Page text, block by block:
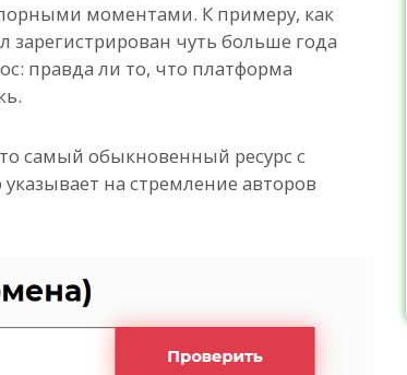
моментами. К примеру, как
зарегистрирован чуть больше года
правда ли то, что платформа
самый обыкновенный ресурс с
на стремление авторов